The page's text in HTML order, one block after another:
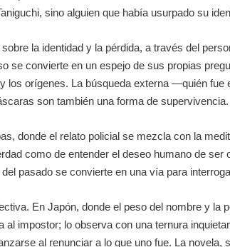
sino alguien que había usurpado su
la identidad y la pérdida, a través del
se convierte en un espejo de sus propias
los orígenes. La búsqueda externa —quién
son también una forma de supervivencia.
donde el relato policial se mezcla con la
como de entender el deseo humano de ser
pasado se convierte en una vía para
En Japón, donde el peso del nombre y la
impostor; lo observa con una ternura
al renunciar a lo que uno fue. La novela,